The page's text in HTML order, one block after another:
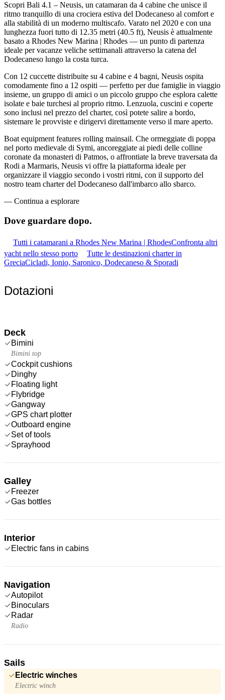
Scopri Bali 4.1 – Neusis, un catamaran da 4 cabine che unisce il
ritmo tranquillo di una crociera estiva del Dodecaneso al comfort e
alla stabilità di un moderno multiscafo. Varato nel 2020 e con una
lunghezza fuori tutto di 12.35 metri (40.5 ft), Neusis è attualmente
basato a Rhodes New Marina | Rhodes — un punto di partenza
ideale per vacanze veliche settimanali attraverso la catena del
Dodecaneso lungo la costa turca.
Con 12 cuccette distribuite su 4 cabine e 4 bagni, Neusis ospita
comodamente fino a 12 ospiti — perfetto per due famiglie in viaggio
insieme, un gruppo di amici o un piccolo gruppo che esplora calette
isolate e baie turchesi al proprio ritmo. Lenzuola, cuscini e coperte
sono inclusi nel prezzo del charter, così potete salire a bordo,
sistemare le provviste e dirigervi direttamente verso il mare aperto.
Boat equipment features rolling mainsail. Che ormeggiate di poppa
nel porto medievale di Symi, ancoreggiate ai piedi delle colline
coronate da monasteri di Patmos, o affrontiate la breve traversata da
Rodi a Marmaris, Neusis vi offre la piattaforma ideale per
organizzare il viaggio secondo i vostri ritmi, con il supporto del
nostro team charter del Dodecaneso dall'imbarco allo sbarco.
— Continua a esplorare
Dove guardare dopo.
Tutti i catamarani a Rhodes New Marina | RhodesConfronta altri
yacht nello stesso porto
Tutte le destinazioni charter in
GreciaCicladi, Ionio, Saronico, Dodecaneso & Sporadi
Dotazioni
Deck
Bimini
Bimini top
Cockpit cushions
Dinghy
Floating light
Flybridge
Gangway
GPS chart plotter
Outboard engine
Set of tools
Sprayhood
Galley
Freezer
Gas bottles
Interior
Electric fans in cabins
Navigation
Autopilot
Binoculars
Radar
Radio
Sails
Electric winches
Electric winch